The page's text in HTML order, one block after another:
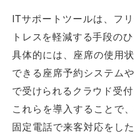
ITサポートツールは、フ
トレスを軽減する手段のひ
具体的には、座席の使用
できる座席予約システム
で受けられるクラウド受
これらを導入することで
固定電話で来客対応をし